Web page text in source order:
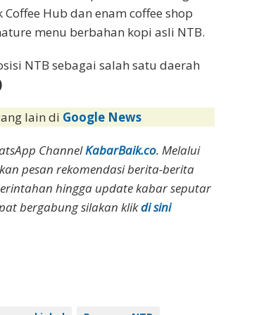
Hub dan enam coffee shop
menu berbahan kopi asli NTB.
NTB sebagai salah satu daerah
lain di Google News
ChannelKabarBaik.co. Melalui
pesan rekomendasi berita-berita
hingga update kabar seputar
bergabung silakan klikdi sini